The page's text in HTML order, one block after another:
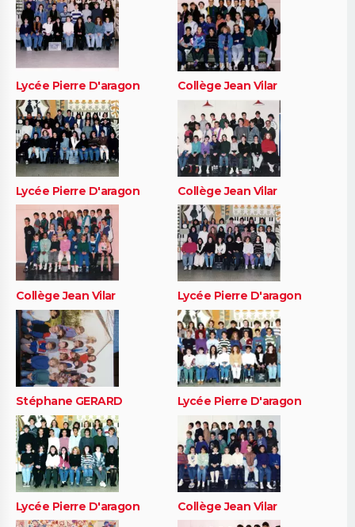
Lycée Pierre D'aragon Collège Jean Vilar
Lycée Pierre D'aragon Collège Jean Vilar
Collège Jean Vilar Lycée Pierre D'aragon
Stéphane GERARD Lycée Pierre D'aragon
Lycée Pierre D'aragon Collège Jean Vilar